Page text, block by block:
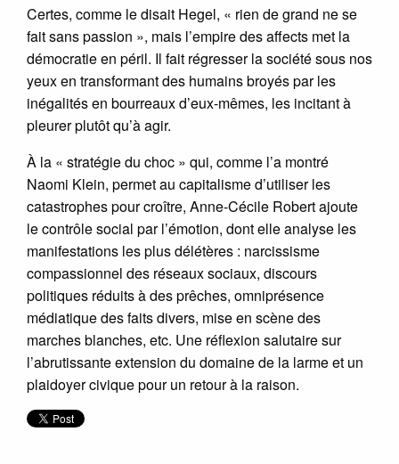
Certes, comme le disait Hegel, « rien de grand ne se
fait sans passion », mais l’empire des affects met la
démocratie en péril. Il fait régresser la société sous nos
yeux en transformant des humains broyés par les
inégalités en bourreaux d’eux-mêmes, les incitant à
pleurer plutôt qu’à agir.
À la « stratégie du choc » qui, comme l’a montré
Naomi Klein, permet au capitalisme d’utiliser les
catastrophes pour croître, Anne-Cécile Robert ajoute
le contrôle social par l’émotion, dont elle analyse les
manifestations les plus délétères : narcissisme
compassionnel des réseaux sociaux, discours
politiques réduits à des prêches, omniprésence
médiatique des faits divers, mise en scène des
marches blanches, etc. Une réflexion salutaire sur
l’abrutissante extension du domaine de la larme et un
plaidoyer civique pour un retour à la raison.